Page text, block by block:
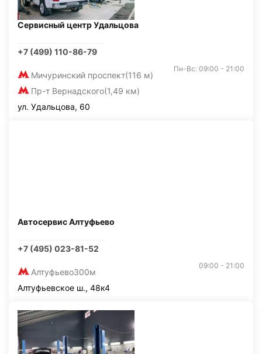
Сервисный центр Удальцова
+7 (499) 110-86-79
Мичуринский проспект(116 м)
Пр-т Вернадского(1,49 км)
Пн-Вс: 09:00 - 21:00
ул. Удальцова, 60
Автосервис Алтуфьево
+7 (495) 023-81-52
Алтуфьево300м
09:00 - 21:00
Алтуфьевское ш., 48к4